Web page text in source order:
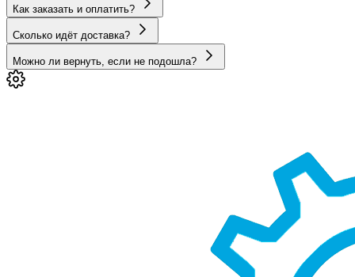
Как заказать и оплатить?
Сколько идёт доставка?
Можно ли вернуть, если не подошла?